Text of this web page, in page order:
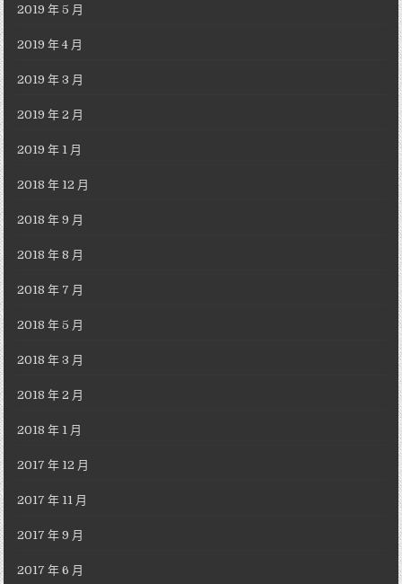
2019 年 5 月
2019 年 4 月
2019 年 3 月
2019 年 2 月
2019 年 1 月
2018 年 12 月
2018 年 9 月
2018 年 8 月
2018 年 7 月
2018 年 5 月
2018 年 3 月
2018 年 2 月
2018 年 1 月
2017 年 12 月
2017 年 11 月
2017 年 9 月
2017 年 6 月